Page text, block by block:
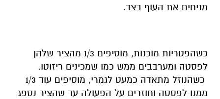
מניחים את העוף בצד.
כשהפטריות מוכנות, מוסיפים 1/3 מהציר שלהן
לפסטה ומערבבים ממש כמו שמכינים ריזוטו.
כשהנוזל מתאדה כמעט לגמרי, מוסיפים עוד 1/3
ממנו לפסטה וחוזרים על הפעולה עד שהציר נספג